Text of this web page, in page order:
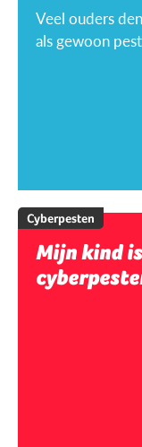
Veel ouders
als gewoon
Cyberpesten
Mijn kind